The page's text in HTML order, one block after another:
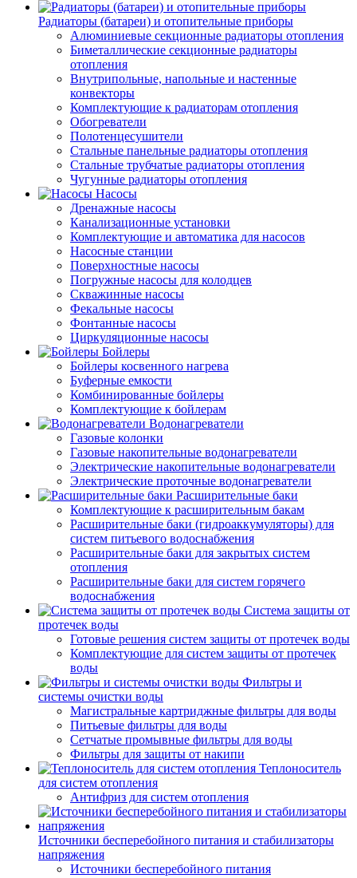
Радиаторы (батареи) и отопительные приборы
Алюминиевые секционные радиаторы отопления
Биметаллические секционные радиаторы
отопления
Внутрипольные, напольные и настенные
конвекторы
Комплектующие к радиаторам отопления
Обогреватели
Полотенцесушители
Стальные панельные радиаторы отопления
Стальные трубчатые радиаторы отопления
Чугунные радиаторы отопления
Насосы
Дренажные насосы
Канализационные установки
Комплектующие и автоматика для насосов
Насосные станции
Поверхностные насосы
Погружные насосы для колодцев
Скважинные насосы
Фекальные насосы
Фонтанные насосы
Циркуляционные насосы
Бойлеры
Бойлеры косвенного нагрева
Буферные емкости
Комбинированные бойлеры
Комплектующие к бойлерам
Водонагреватели
Газовые колонки
Газовые накопительные водонагреватели
Электрические накопительные водонагреватели
Электрические проточные водонагреватели
Расширительные баки
Комплектующие к расширительным бакам
Расширительные баки (гидроаккумуляторы) для
систем питьевого водоснабжения
Расширительные баки для закрытых систем
отопления
Расширительные баки для систем горячего
водоснабжения
Система защиты от
протечек воды
Готовые решения систем защиты от протечек воды
Комплектующие для систем защиты от протечек
воды
Фильтры и
системы очистки воды
Магистральные картриджные фильтры для воды
Питьевые фильтры для воды
Сетчатые промывные фильтры для воды
Фильтры для защиты от накипи
Теплоноситель
для систем отопления
Антифриз для систем отопления
Источники бесперебойного питания и стабилизаторы
напряжения
Источники бесперебойного питания